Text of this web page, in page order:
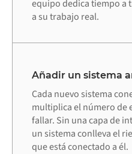
equipo dedica tiempo a
a su trabajo real.
Añadir un sistema
Cada nuevo sistema
multiplica el número de
fallar. Sin una capa de
un sistema conlleva el
que está conectado a él.